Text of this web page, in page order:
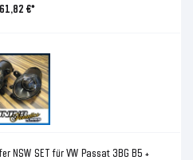
€*
NSW SET für VW Passat 3BG B5 +